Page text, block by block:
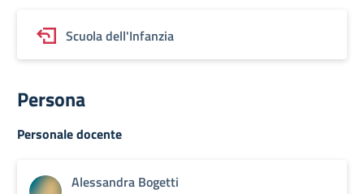
Scuola dell'Infanzia
Persona
Personale docente
Alessandra Bogetti